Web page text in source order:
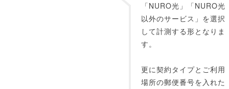
「NURO光」「NURO光
以外のサービス」を選択
して計測する形となりま
す。
更に契約タイプとご利用
場所の郵便番号を入れた